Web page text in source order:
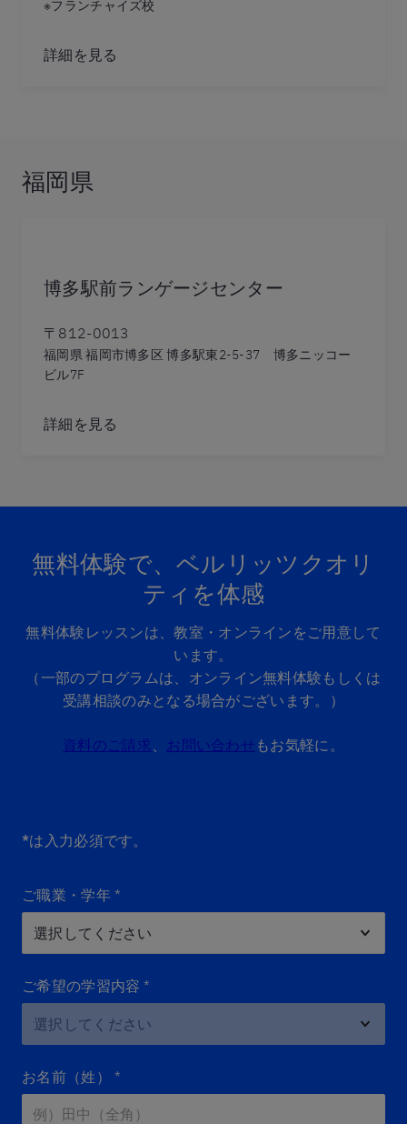
※フランチャイズ校
詳細を見る
福岡県
博多駅前ランゲージセンター
〒812-0013
福岡県 福岡市博多区 博多駅東2-5-37 博多ニッコー
ビル7F
詳細を見る
無料体験で、ベルリッツクオリ
ティを体感
無料体験レッスンは、教室・オンラインをご用意して
います。
（一部のプログラムは、オンライン無料体験もしくは
受講相談のみとなる場合がございます。）
資料のご請求、 お問い合わせ もお気軽に。
*は入力必須です。
ご職業・学年 *
ご希望の学習内容 *
お名前（姓） *